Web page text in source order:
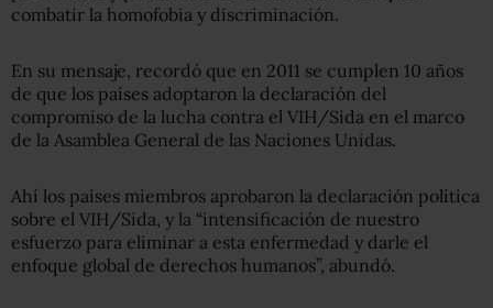
combatir la homofobia y discriminación.
En su mensaje, recordó que en 2011 se cumplen 10 años
de que los países adoptaron la declaración del
compromiso de la lucha contra el VIH/Sida en el marco
de la Asamblea General de las Naciones Unidas.
Ahí los países miembros aprobaron la declaración política
sobre el VIH/Sida, y la “intensificación de nuestro
esfuerzo para eliminar a esta enfermedad y darle el
enfoque global de derechos humanos”, abundó.